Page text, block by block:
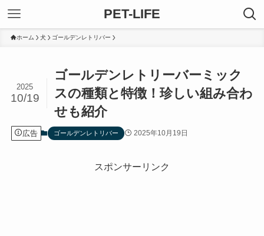
PET-LIFE
ホーム 犬 ゴールデンレトリバー
ゴールデンレトリーバーミック
スの種類と特徴！珍しい組み合わ
せも紹介
2025
10/19
広告 ゴールデンレトリバー 2025年10月19日
スポンサーリンク